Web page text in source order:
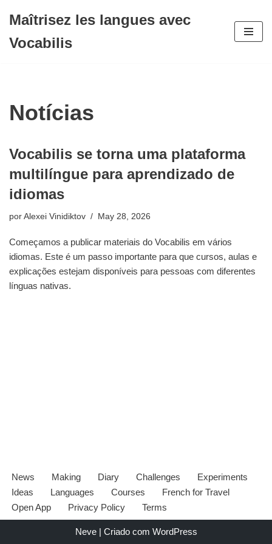
para
Maîtrisez les langues avec
Vocabilis
Notícias
Vocabilis se torna uma plataforma
multilíngue para aprendizado de
idiomas
por Alexei Vinidiktov May 28, 2026
Começamos a publicar materiais do Vocabilis em vários
idiomas. Este é um passo importante para que cursos, aulas e
explicações estejam disponíveis para pessoas com diferentes
línguas nativas.
News Making Diary Challenges
Experiments
Ideas
Languages Courses
French for Travel
Open App
Privacy Policy Terms
Neve| Criado com WordPress